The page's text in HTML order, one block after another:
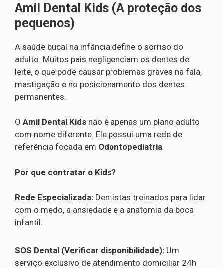
Amil Dental Kids (A proteção dos
pequenos)
A saúde bucal na infância define o sorriso do
adulto. Muitos pais negligenciam os dentes de
leite, o que pode causar problemas graves na fala,
mastigação e no posicionamento dos dentes
permanentes.
O Amil Dental Kids não é apenas um plano adulto
com nome diferente. Ele possui uma rede de
referência focada em Odontopediatria.
Por que contratar o Kids?
Rede Especializada: Dentistas treinados para lidar
com o medo, a ansiedade e a anatomia da boca
infantil.
SOS Dental (Verificar disponibilidade): Um
serviço exclusivo de atendimento domiciliar 24h